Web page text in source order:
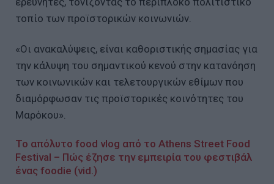
τοπίο των προϊστορικών κοινωνιών.
«Οι ανακαλύψεις, είναι καθοριστικής σημασίας για
την κάλυψη του σημαντικού κενού στην κατανόηση
των κοινωνικών και τελετουργικών εθίμων που
διαμόρφωσαν τις προϊστορικές κοινότητες του
Μαρόκου».
Το απόλυτο food vlog από το Athens Street Food
Festival – Πώς έζησε την εμπειρία του φεστιβάλ
ένας foodie (vid.)